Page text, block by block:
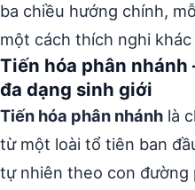
ba chiều hướng chính,
một cách thích nghi
Tiến hóa phân
đa dạng sinh giới
Tiến hóa phân nhánh là
từ một loài tổ tiên ban
tự nhiên theo con đường